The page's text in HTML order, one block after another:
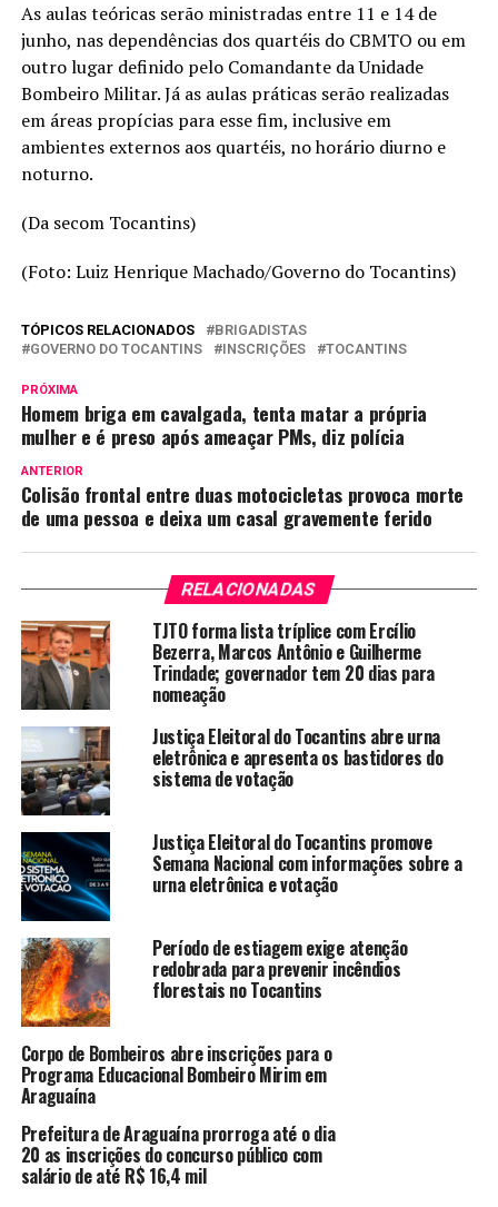
As aulas teóricas serão ministradas entre 11 e 14 de
junho, nas dependências dos quartéis do CBMTO ou em
outro lugar definido pelo Comandante da Unidade
Bombeiro Militar. Já as aulas práticas serão realizadas
em áreas propícias para esse fim, inclusive em
ambientes externos aos quartéis, no horário diurno e
noturno.
(Da secom Tocantins)
(Foto: Luiz Henrique Machado/Governo do Tocantins)
TÓPICOS RELACIONADOS
BRIGADISTAS
GOVERNO DO TOCANTINS
INSCRIÇÕES TOCANTINS
PRÓXIMA
Homem briga em cavalgada, tenta matar a própria
mulher e é preso após ameaçar PMs, diz polícia
ANTERIOR
Colisão frontal entre duas motocicletas provoca morte
de uma pessoa e deixa um casal gravemente ferido
RELACIONADAS
TJTO forma lista tríplice com Ercílio
Bezerra, Marcos Antônio e Guilherme
Trindade; governador tem 20 dias para
nomeação
Justiça Eleitoral do Tocantins abre urna
eletrônica e apresenta os bastidores do
sistema de votação
Justiça Eleitoral do Tocantins promove
Semana Nacional com informações sobre a
urna eletrônica e votação
Período de estiagem exige atenção
redobrada para prevenir incêndios
florestais no Tocantins
Corpo de Bombeiros abre inscrições para o
Programa Educacional Bombeiro Mirim em
Araguaína
Prefeitura de Araguaína prorroga até o dia
20 as inscrições do concurso público com
salário de até R$ 16,4 mil